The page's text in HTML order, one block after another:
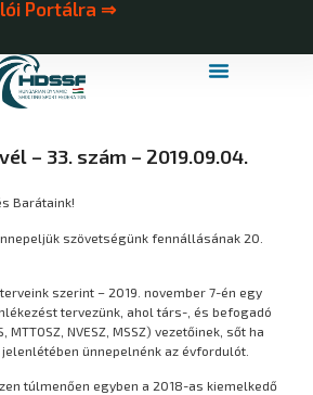
Portálra ⇒
– 33. szám – 2019.09.04.
Barátaink!
szövetségünk fennállásának 20.
szerint – 2019. november 7-én egy
tervezünk, ahol társ-, és befogadó
NVESZ, MSSZ) vezetőinek, sőt ha
ünnepelnénk az évfordulót.
túlmenően egyben a 2018-as kiemelkedő